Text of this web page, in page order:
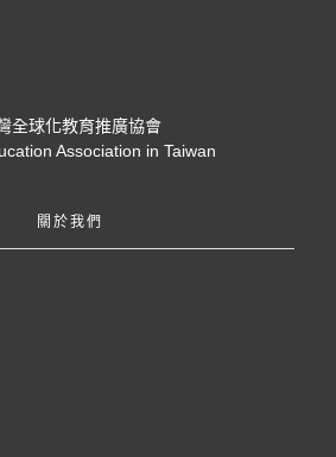
全球化教育推廣協會
Association in Taiwan
關於我們